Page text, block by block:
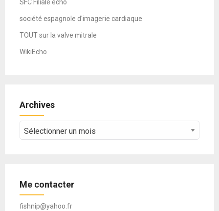
SFC Filiale écho
société espagnole d'imagerie cardiaque
TOUT sur la valve mitrale
WikiEcho
Archives
Archives
Me contacter
fishnip@yahoo.fr